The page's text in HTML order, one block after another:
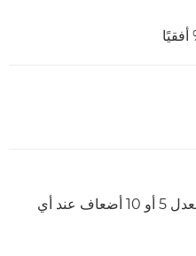
تركيز بؤري يدوي (تكبير الصورة بمعدل 5 أو 10 أضعاف عند أي